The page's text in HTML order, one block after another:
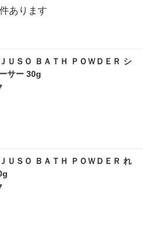
件あります
ＵＳＯ ＢＡＴＨ ＰＯＷＤＥＲ シ
サー 30g
ＵＳＯ ＢＡＴＨ ＰＯＷＤＥＲ れ